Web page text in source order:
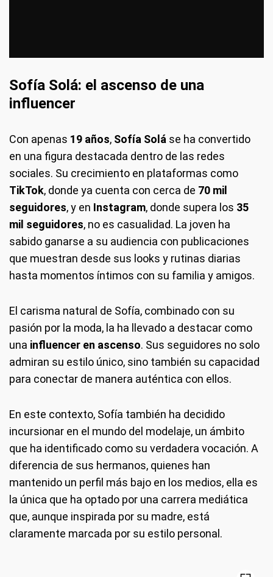
Sofía Solá: el ascenso de una
influencer
Con apenas 19 años, Sofía Solá se ha convertido
en una figura destacada dentro de las redes
sociales. Su crecimiento en plataformas como
TikTok, donde ya cuenta con cerca de 70 mil
seguidores, y en Instagram, donde supera los 35
mil seguidores, no es casualidad. La joven ha
sabido ganarse a su audiencia con publicaciones
que muestran desde sus looks y rutinas diarias
hasta momentos íntimos con su familia y amigos.
El carisma natural de Sofía, combinado con su
pasión por la moda, la ha llevado a destacar como
una influencer en ascenso. Sus seguidores no solo
admiran su estilo único, sino también su capacidad
para conectar de manera auténtica con ellos.
En este contexto, Sofía también ha decidido
incursionar en el mundo del modelaje, un ámbito
que ha identificado como su verdadera vocación. A
diferencia de sus hermanos, quienes han
mantenido un perfil más bajo en los medios, ella es
la única que ha optado por una carrera mediática
que, aunque inspirada por su madre, está
claramente marcada por su estilo personal.